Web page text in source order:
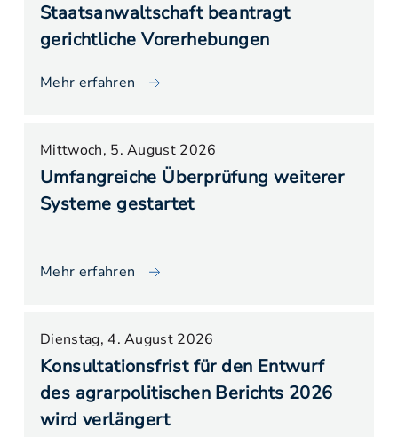
Staatsanwaltschaft beantragt
gerichtliche Vorerhebungen
Mehr erfahren
Mittwoch, 5. August 2026
Umfangreiche Überprüfung weiterer
Systeme gestartet
Mehr erfahren
Dienstag, 4. August 2026
Konsultationsfrist für den Entwurf
des agrarpolitischen Berichts 2026
wird verlängert